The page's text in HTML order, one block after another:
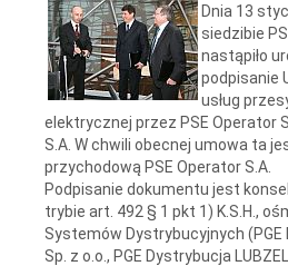
Dnia 13
siedzibie
nastąpiło
podpisanie
usług
elektrycznej przez PSE Operator
S.A. W chwili obecnej umowa ta
przychodową PSE Operator S.A.
Podpisanie dokumentu jest
trybie art. 492 § 1 pkt 1) K.S.H.,
Systemów Dystrybucyjnych (PGE
Sp. z o.o., PGE Dystrybucja